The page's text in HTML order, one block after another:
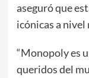
aseguró que
icónicas a nivel
“Monopoly es
queridos del